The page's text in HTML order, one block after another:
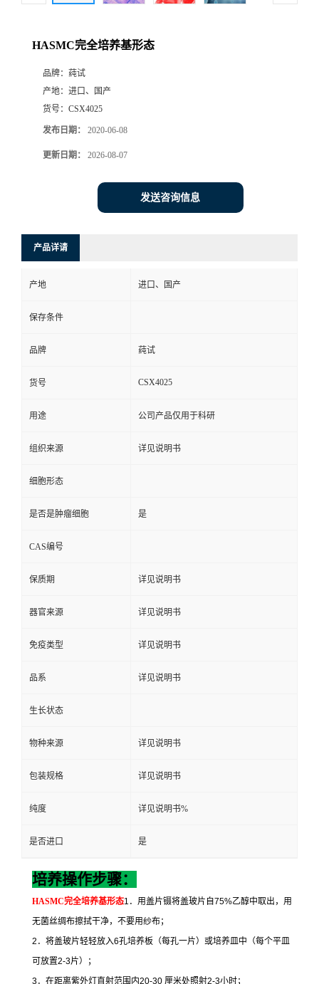
HASMC完全培养基形态
品牌： 莼试
产地： 进口、国产
货号： CSX4025
发布日期： 2020-06-08
更新日期： 2026-08-07
发送咨询信息
产品详请
产地 进口、国产
保存条件
品牌 莼试
货号 CSX4025
用途 公司产品仅用于科研
组织来源 详见说明书
细胞形态
是否是肿瘤细胞 是
CAS编号
保质期 详见说明书
器官来源 详见说明书
免疫类型 详见说明书
品系 详见说明书
生长状态
物种来源 详见说明书
包装规格 详见说明书
纯度 详见说明书%
是否进口 是
培养操作步骤：
HASMC完全培养基形态1 ．用盖片镊将盖玻片自75%乙醇中取出，用
无菌丝绸布擦拭干净，不要用纱布；
2 ．将盖玻片轻轻放入6孔培养板（每孔一片）或培养皿中（每个平皿
可放置2-3片）；
3．在距离紫外灯直射范围内20-30 厘米处照射2-3小时；